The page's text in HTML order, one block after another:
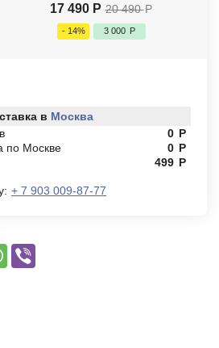
17 490 Р 20 490 Р
- 14% 3 000 Р
в Москва
0 Р
по Москве
0 Р
499 Р
+ 7 903 009-87-77